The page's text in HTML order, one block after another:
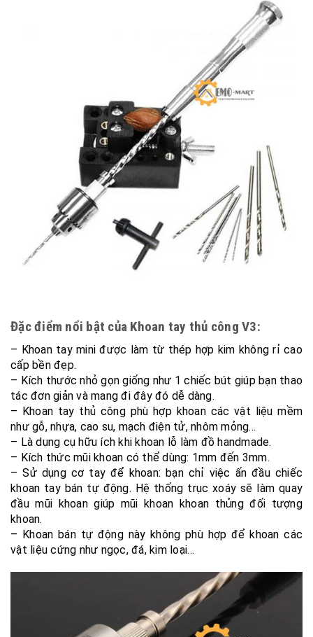
Đặc điểm nổi bật của Khoan tay thủ công V3:
– Khoan tay mini được làm từ thép hợp kim không rỉ cao
cấp bền đẹp.
– Kích thước nhỏ gọn giống như 1 chiếc bút giúp bạn thao
tác đơn giản và mang đi đây đó dễ dàng.
– Khoan tay thủ công phù hợp khoan các vật liệu mềm
như gỗ, nhựa, cao su, mạch điện tử, nhôm mỏng…
– Là dụng cụ hữu ích khi khoan lỗ làm đồ handmade.
– Kích thức mũi khoan có thể dùng: 1mm đến 3mm.
– Sử dụng cơ tay để khoan: bạn chỉ việc ấn đầu chiếc
khoan tay bán tự động. Hệ thống trục xoáy sẽ làm quay
đầu mũi khoan giúp mũi khoan khoan thủng đối tượng
khoan.
– Khoan bán tự động này không phù hợp để khoan các
vật liệu cứng như ngọc, đá, kim loại…